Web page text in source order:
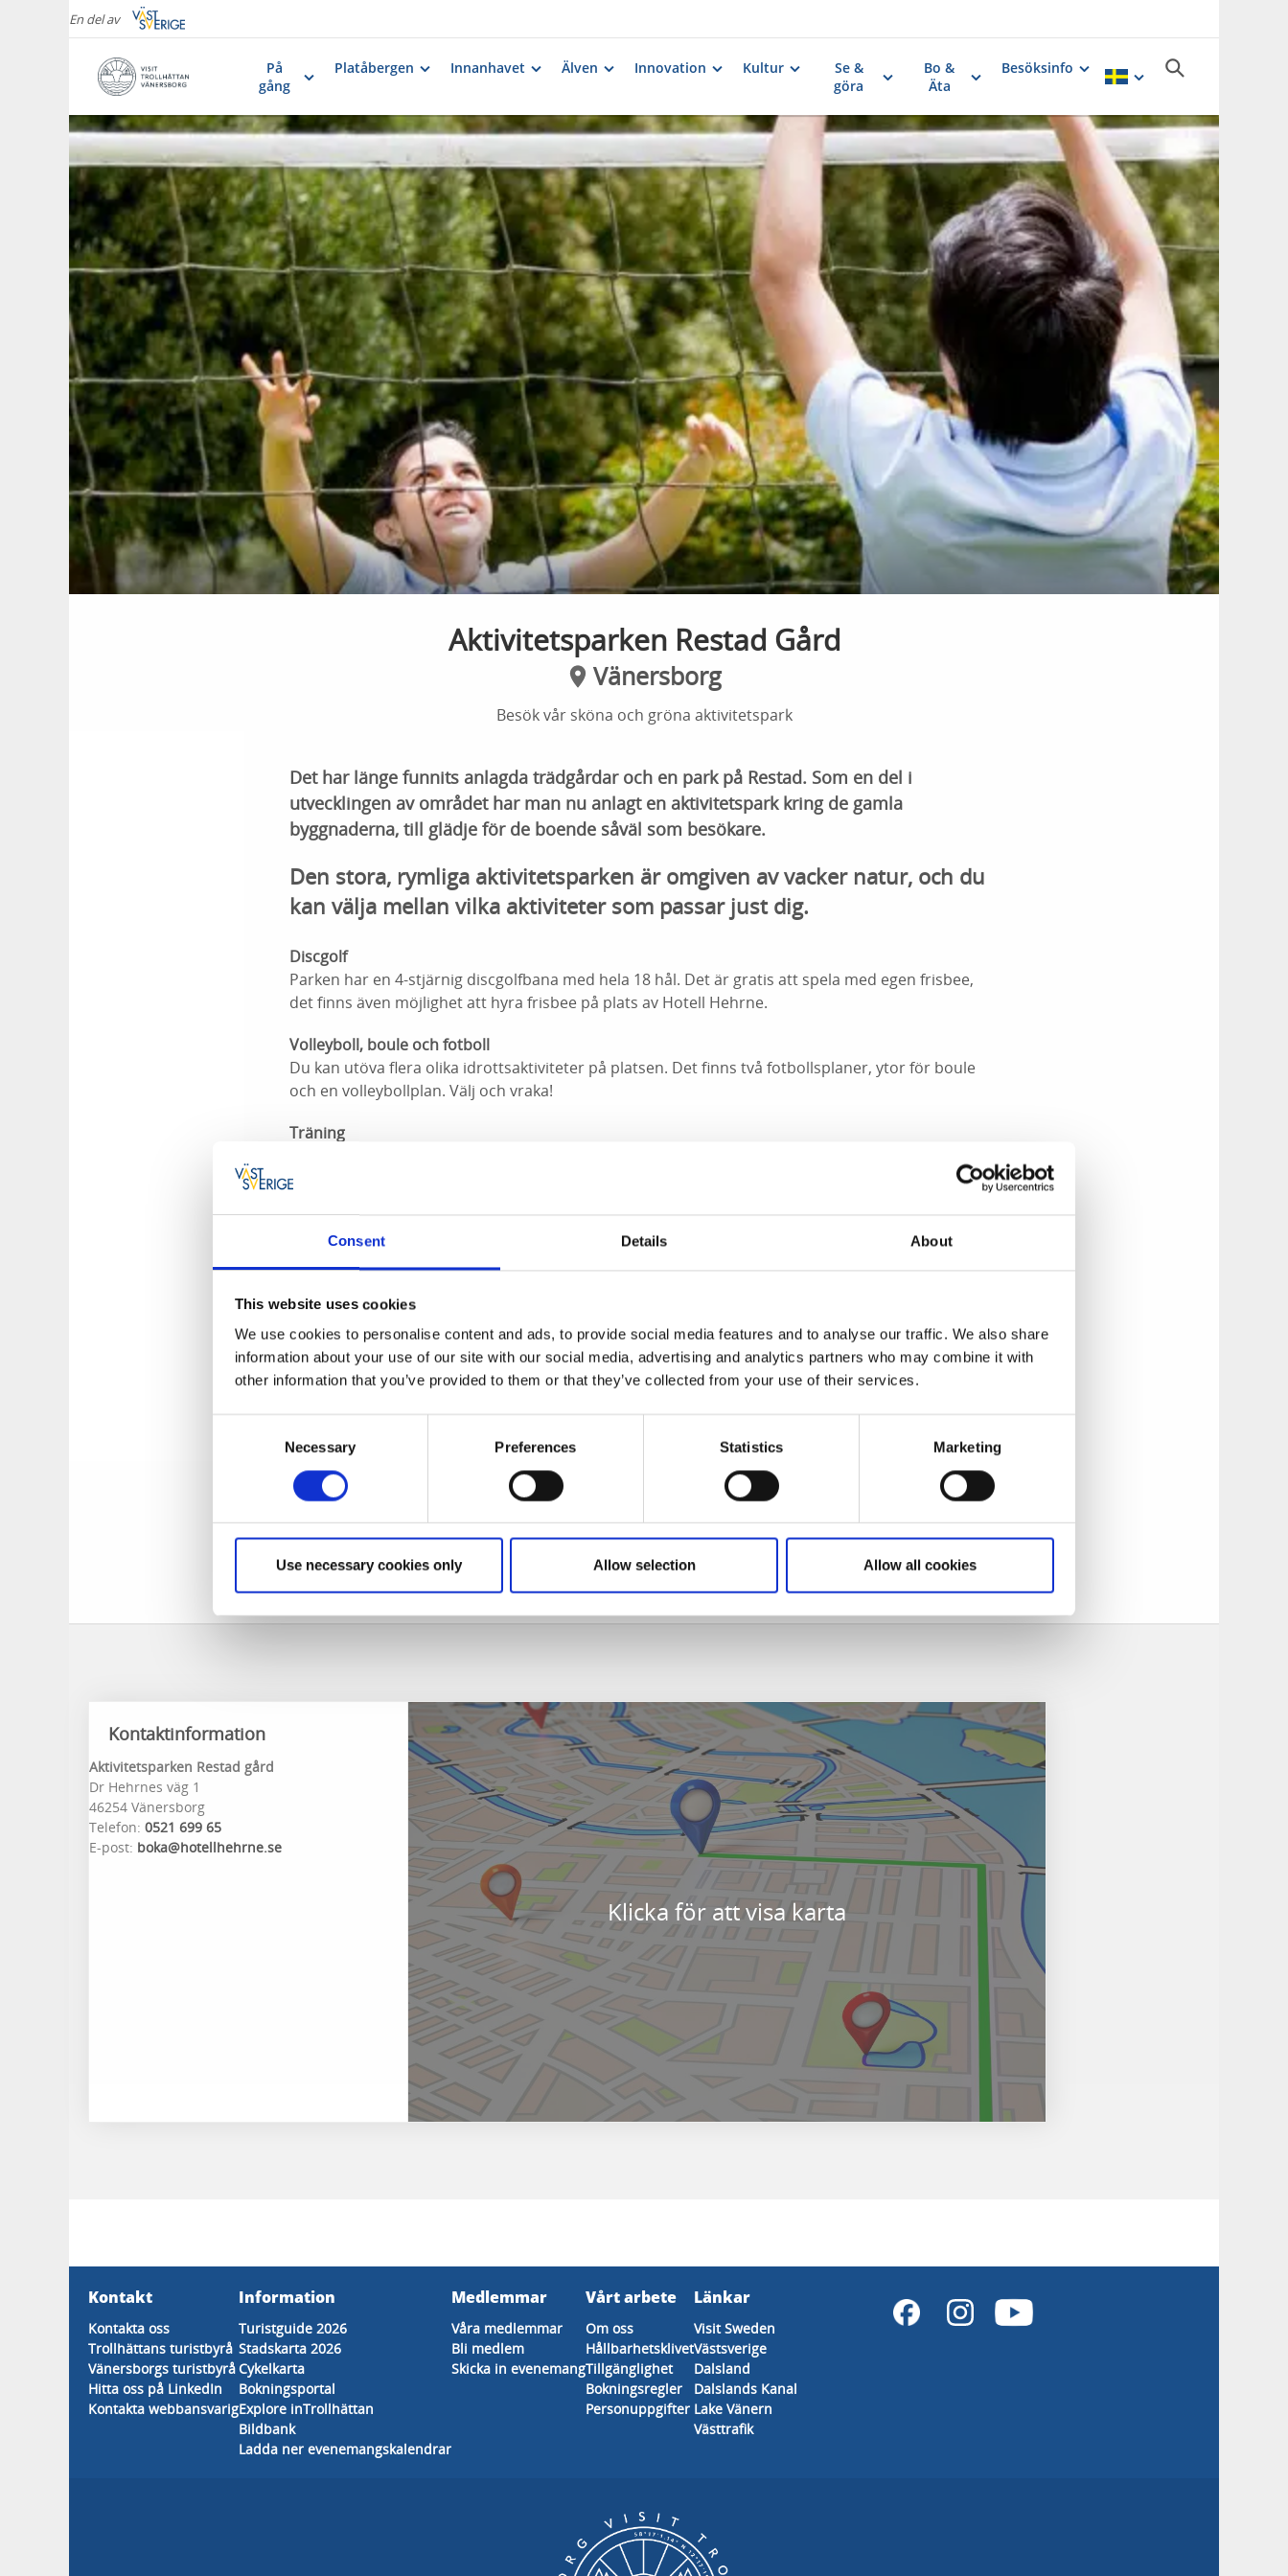
Consent Details About
This website uses cookies
We use cookies to personalise content and ads, to provide social media features and to analyse our traffic. We also share
information about your use of our site with our social media, advertising and analytics partners who may combine it with
other information that you’ve provided to them or that they’ve collected from your use of their services.
Necessary Preferences Statistics Marketing
Use necessary cookies only Allow selection Allow all cookies
En del av
På
gång
Platåbergen Innanhavet Älven Innovation Kultur
Se &
göra
Bo &
Äta
Besöksinfo
Aktivitetsparken Restad Gård
Vänersborg
Besök vår sköna och gröna aktivitetspark
Det har länge funnits anlagda trädgårdar och en park på Restad. Som en del i
utvecklingen av området har man nu anlagt en aktivitetspark kring de gamla
byggnaderna, till glädje för de boende såväl som besökare.
Den stora, rymliga aktivitetsparken är omgiven av vacker natur, och du
kan välja mellan vilka aktiviteter som passar just dig.
Discgolf
Parken har en 4-stjärnig discgolfbana med hela 18 hål. Det är gratis att spela med egen frisbee,
det finns även möjlighet att hyra frisbee på plats av Hotell Hehrne.
Volleyboll, boule och fotboll
Du kan utöva flera olika idrottsaktiviteter på platsen. Det finns två fotbollsplaner, ytor för boule
och en volleybollplan. Välj och vraka!
Träning
förfogande.
Fiske
Varför inte pröva fiskelyckan i Göta Älv?
I området finns flera grill- och picknickplatser. Kanske har du fått napp vid älven, och vill tillaga
fångsten direkt på plats?
Kolonilotter
Aktivitetsparken ligger hand i hand med den 50 hektar stora Skulpturparken. Där kan du
inspireras av alla färgstarka skulpturer av internationellt erkända artister. Eller varför inte
kombinera besöket med en historisk vandring kring byggnaderna som en gång utgjorde Restad
sjukhus?
Kontaktinformation
Aktivitetsparken Restad gård
Dr Hehrnes väg 1
46254 Vänersborg
Telefon: 0521 699 65
E-post: boka@hotellhehrne.se
Klicka för att visa karta
Kontakt
Kontakta oss
Trollhättans turistbyrå
Vänersborgs turistbyrå
Hitta oss på LinkedIn
Kontakta webbansvarig
Information
Turistguide 2026
Stadskarta 2026
Cykelkarta
Bokningsportal
Explore inTrollhättan
Bildbank
Ladda ner evenemangskalendrar
Medlemmar
Våra medlemmar
Bli medlem
Skicka in evenemang
Vårt arbete
Om oss
Hållbarhetsklivet
Tillgänglighet
Bokningsregler
Personuppgifter
Länkar
Visit Sweden
Västsverige
Dalsland
Dalslands Kanal
Lake Vänern
Västtrafik